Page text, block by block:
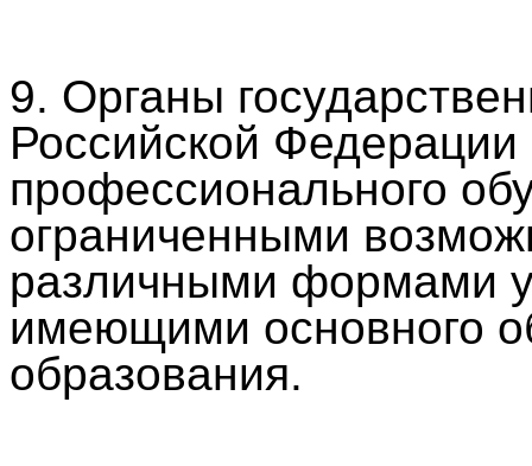
9. Органы
Российской
профессионального
ограниченными
различными формами
имеющими основного
образования.